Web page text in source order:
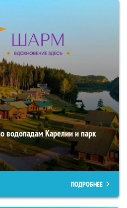
водопадам Карелии и парк
ПОДРОБНЕЕ